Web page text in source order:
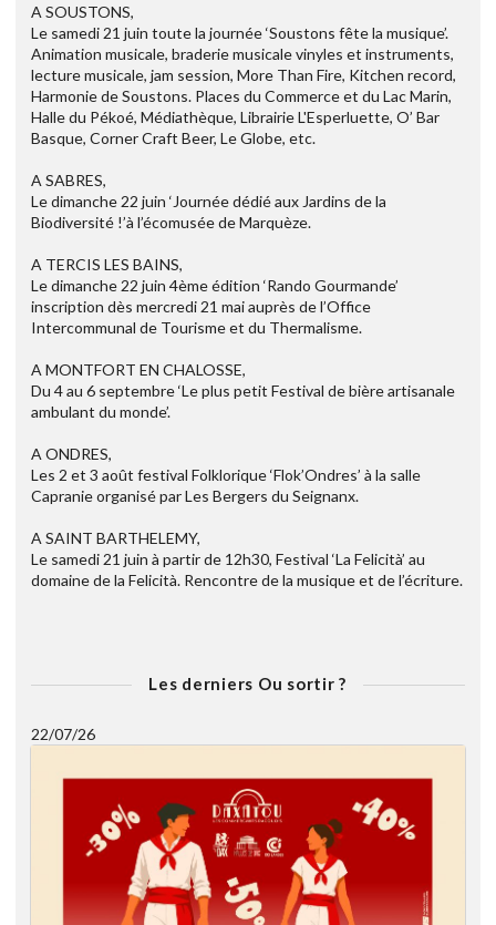
A SOUSTONS,
Le samedi 21 juin toute la journée ‘Soustons fête la musique’.
Animation musicale, braderie musicale vinyles et instruments,
lecture musicale, jam session, More Than Fire, Kitchen record,
Harmonie de Soustons. Places du Commerce et du Lac Marin,
Halle du Pékoé, Médiathèque, Librairie L'Esperluette, O’ Bar
Basque, Corner Craft Beer, Le Globe, etc.
A SABRES,
Le dimanche 22 juin ‘Journée dédié aux Jardins de la
Biodiversité !’à l’écomusée de Marquèze.
A TERCIS LES BAINS,
Le dimanche 22 juin 4ème édition ‘Rando Gourmande’
inscription dès mercredi 21 mai auprès de l’Office
Intercommunal de Tourisme et du Thermalisme.
A MONTFORT EN CHALOSSE,
Du 4 au 6 septembre ‘Le plus petit Festival de bière artisanale
ambulant du monde’.
A ONDRES,
Les 2 et 3 août festival Folklorique ‘Flok’Ondres’ à la salle
Capranie organisé par Les Bergers du Seignanx.
A SAINT BARTHELEMY,
Le samedi 21 juin à partir de 12h30, Festival ‘La Felicità’ au
domaine de la Felicità. Rencontre de la musique et de l’écriture.
Les derniers Ou sortir ?
22/07/26